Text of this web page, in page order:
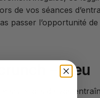
de vos séances
passer l’opportunité
– Bleu
style lors de vos